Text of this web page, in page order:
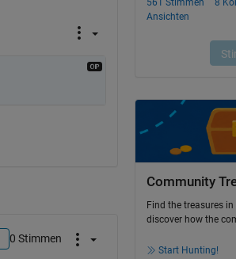
0 Stimmen
Community
Find the treasures in
discover how the
Start Hunting!